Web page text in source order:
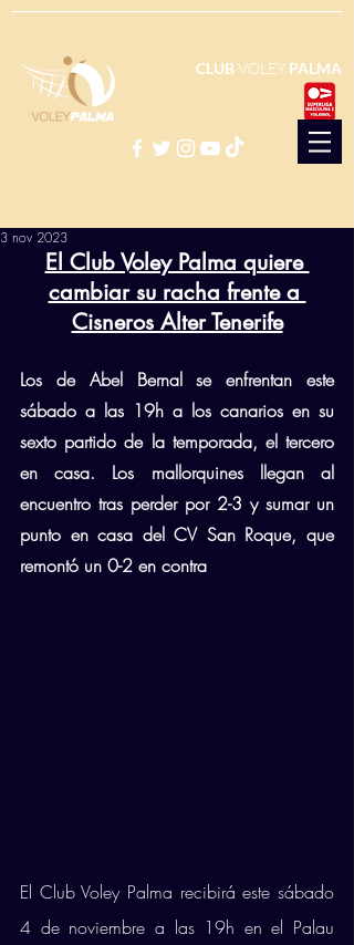
CLUBVOLEY PALMA
3 nov 2023
El Club Voley Palma quiere
cambiar su racha frente a
Cisneros Alter Tenerife
Los de Abel Bernal se enfrentan este
sábado a las 19h a los canarios en su
sexto partido de la temporada, el tercero
en casa. Los mallorquines llegan al
encuentro tras perder por 2-3 y sumar un
punto en casa del CV San Roque, que
remontó un 0-2 en contra
El Club Voley Palma recibirá este sábado
4 de noviembre a las 19h en el Palau